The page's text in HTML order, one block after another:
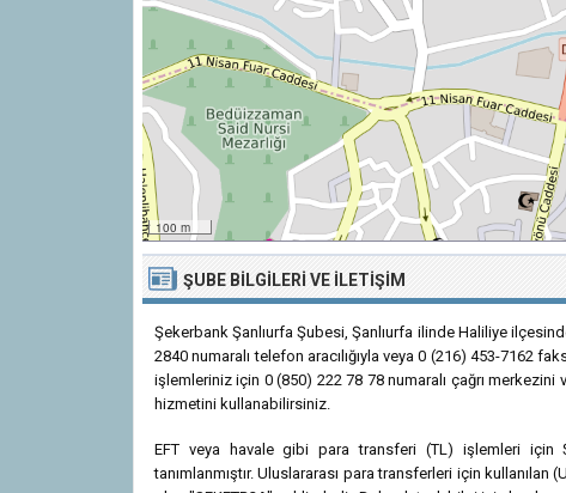
100 m
ŞUBE BILGILERI VE İLETIŞIM
Şekerbank Şanlıurfa Şubesi, Şanlıurfa ilinde Haliliye
2840 numaralı telefon aracılığıyla veya 0 (216) 453-7162
işlemleriniz için 0 (850) 222 78 78 numaralı çağrı
hizmetini kullanabilirsiniz.
EFT veya havale gibi para transferi (TL) işlemleri
tanımlanmıştır. Uluslararası para transferleri için kullanılan